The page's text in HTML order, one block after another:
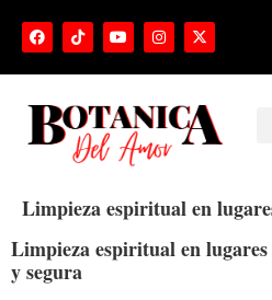
Limpieza espiritual en
Limpieza espiritual en
y segura